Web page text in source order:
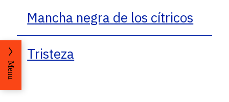
Mancha negra de los cítricos
Tristeza
Menu